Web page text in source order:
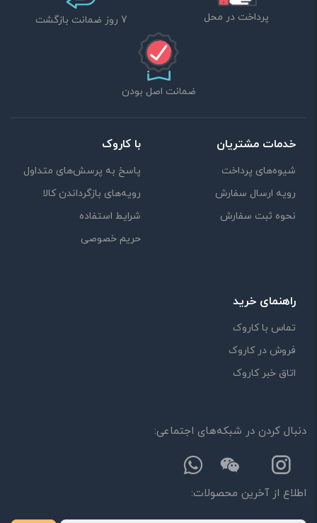
پرداخت در محل 7 روز ضمانت بازگشت
ضمانت اصل بودن
خدمات مشتریان
شیوه‌های پرداخت
رویه ارسال سفارش
نحوه ثبت سفارش
با کاروک
پاسخ به پرسش‌های متداول
رویه‌های بازگرداندن کالا
شرایط استفاده
حریم خصوصی
راهنمای خرید
تماس با کاروک
فروش در کاروک
اتاق خبر کاروک
دنبال کردن در شبکه‌های اجتماعی:
اطلاع از آخرین محصولات: